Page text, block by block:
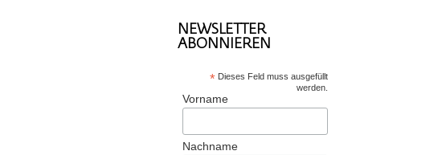
NEWSLETTER
ABONNIEREN
* Dieses Feld muss ausgefüllt
werden.
Vorname
Nachname